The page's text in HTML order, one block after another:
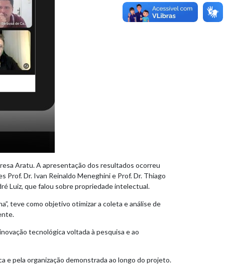
Aratu. A apresentação dos resultados ocorreu
Prof. Dr. Ivan Reinaldo Meneghini e Prof. Dr. Thiago
Luiz, que falou sobre propriedade intelectual.
teve como objetivo otimizar a coleta e análise de
tecnológica voltada à pesquisa e ao
e pela organização demonstrada ao longo do projeto.